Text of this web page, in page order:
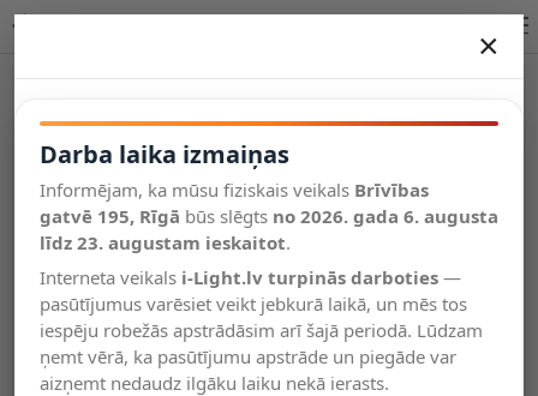
Salīdzināt
Vēlmju
saraksts
Valodas
×
Darba laika izmaiņas
Informējam, ka mūsu fiziskais veikals Brīvības
gatvē 195, Rīgā būs slēgts no 2026. gada 6. augusta
līdz 23. augustam ieskaitot.
Interneta veikals i-Light.lv turpinās darboties —
pasūtījumus varēsiet veikt jebkurā laikā, un mēs tos
iespēju robežās apstrādāsim arī šajā periodā. Lūdzam
ņemt vērā, ka pasūtījumu apstrāde un piegāde var
aizņemt nedaudz ilgāku laiku nekā ierasts.